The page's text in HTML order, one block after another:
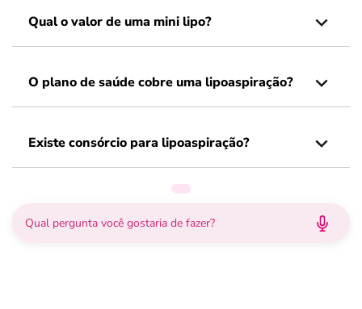
Qual o valor de uma mini lipo?
O plano de saúde cobre uma lipoaspiração?
Existe consórcio para lipoaspiração?